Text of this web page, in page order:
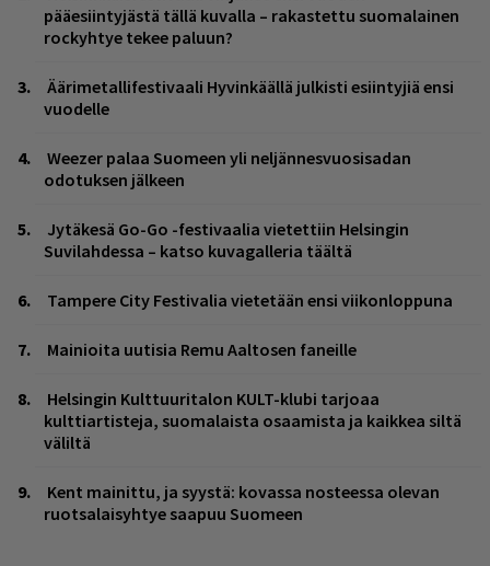
pääesiintyjästä tällä kuvalla – rakastettu suomalainen
rockyhtye tekee paluun?
Äärimetallifestivaali Hyvinkäällä julkisti esiintyjiä ensi
vuodelle
Weezer palaa Suomeen yli neljännesvuosisadan
odotuksen jälkeen
Jytäkesä Go-Go -festivaalia vietettiin Helsingin
Suvilahdessa – katso kuvagalleria täältä
Tampere City Festivalia vietetään ensi viikonloppuna
Mainioita uutisia Remu Aaltosen faneille
Helsingin Kulttuuritalon KULT-klubi tarjoaa
kulttiartisteja, suomalaista osaamista ja kaikkea siltä
väliltä
Kent mainittu, ja syystä: kovassa nosteessa olevan
ruotsalaisyhtye saapuu Suomeen